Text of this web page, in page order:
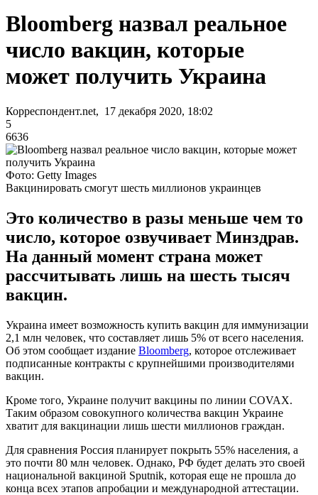
Bloomberg назвал реальное
число вакцин, которые
может получить Украина
Корреспондент.net, 17 декабря 2020, 18:02
5
6636
Фото: Getty Images
Вакцинировать смогут шесть миллионов украинцев
Это количество в разы меньше чем то
число, которое озвучивает Минздрав.
На данный момент страна может
рассчитывать лишь на шесть тысяч
вакцин.
Украина имеет возможность купить вакцин для иммунизации
2,1 млн человек, что составляет лишь 5% от всего населения.
Об этом сообщает издание Bloomberg, которое отслеживает
подписанные контракты с крупнейшими производителями
вакцин.
Кроме того, Украине получит вакцины по линии COVAX.
Таким образом совокупного количества вакцин Украине
хватит для вакцинации лишь шести миллионов граждан.
Для сравнения Россия планирует покрыть 55% населения, а
это почти 80 млн человек. Однако, РФ будет делать это своей
национальной вакциной Sputnik, которая еще не прошла до
конца всех этапов апробации и международной аттестации.